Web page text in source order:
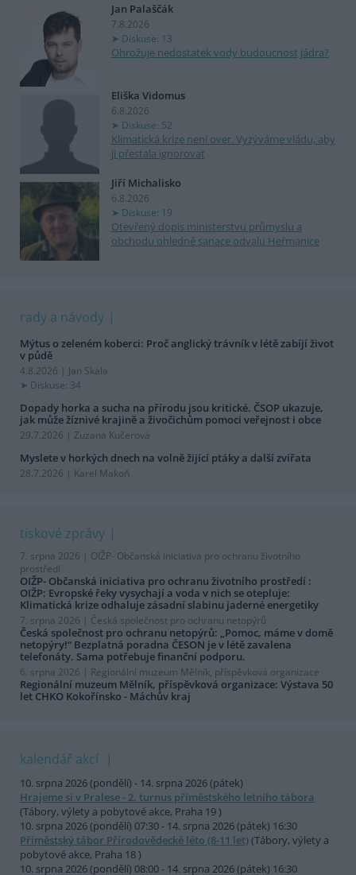
Jan Palaščák
7.8.2026
Diskuse: 13
Ohrožuje nedostatek vody budoucnost jádra?
Eliška Vidomus
6.8.2026
Diskuse: 52
Klimatická krize není over. Vyzýváme vládu, aby
ji přestala ignorovat
Jiří Michalisko
6.8.2026
Diskuse: 19
Otevřený dopis ministerstvu průmyslu a
obchodu ohledně sanace odvalu Heřmanice
rady a návody
Mýtus o zeleném koberci: Proč anglický trávník v létě zabíjí život
v půdě
4.8.2026 | Jan Skala
Diskuse: 34
Dopady horka a sucha na přírodu jsou kritické. ČSOP ukazuje,
jak může žíznivé krajině a živočichům pomoci veřejnost i obce
29.7.2026 | Zuzana Kučerová
Myslete v horkých dnech na volně žijící ptáky a další zvířata
28.7.2026 | Karel Makoň
tiskové zprávy
7. srpna 2026 | OIŽP- Občanská iniciativa pro ochranu životního
prostředí
OIŽP- Občanská iniciativa pro ochranu životního prostředí :
OIŽP: Evropské řeky vysychají a voda v nich se otepluje:
Klimatická krize odhaluje zásadní slabinu jaderné energetiky
7. srpna 2026 | Česká společnost pro ochranu netopýrů
Česká společnost pro ochranu netopýrů: „Pomoc, máme v domě
netopýry!“ Bezplatná poradna ČESON je v létě zavalena
telefonáty. Sama potřebuje finanční podporu.
6. srpna 2026 | Regionální muzeum Mělník, příspěvková organizace
Regionální muzeum Mělník, příspěvková organizace: Výstava 50
let CHKO Kokořínsko - Máchův kraj
kalendář akcí
10. srpna 2026 (pondělí) - 14. srpna 2026 (pátek)
Hrajeme si v Pralese - 2. turnus příměstského letního tábora
(Tábory, výlety a pobytové akce, Praha 19 )
10. srpna 2026 (pondělí) 07:30 - 14. srpna 2026 (pátek) 16:30
Příměstský tábor Přírodovědecké léto (8-11 let)(Tábory, výlety a
pobytové akce, Praha 18 )
10. srpna 2026 (pondělí) 08:00 - 14. srpna 2026 (pátek) 16:30